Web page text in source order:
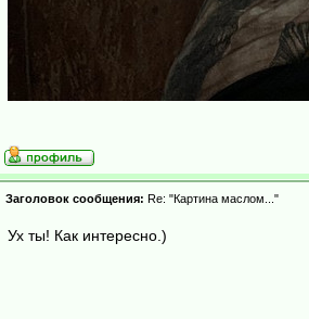
Заголовок сообщения: Re: "Картина маслом..."
Ух ты! Как интересно.)